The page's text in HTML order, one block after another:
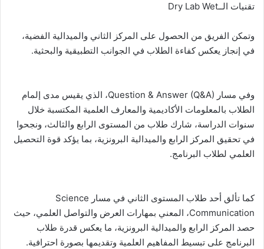
تقنيات الــDry Lab Wet
وتمكن الفريق من الحصول على المركز الثاني والميدالية الفضية،
في إنجاز يعكس كفاءة الطلاب في الجوانب التطبيقية والبحثية.
وفي مسار Question & Answer (Q&A)، الذي يقيس مدى إلمام
الطلاب بالمعلومات الأكاديمية والمعارف العلمية المكتسبة خلال
سنوات الدراسة، شارك طلاب من المستوى الرابع والثالث، ونجحوا
في تحقيق المركز الرابع والميدالية البرونزية، بما يؤكد قوة التحصيل
العلمي لطلاب البرنامج.
كما تألق أحد طلاب المستوى الثاني في مسار Science
Communication، المعني بمهارات العرض والتواصل العلمي، حيث
حصد المركز الرابع والميدالية البرونزية، ما يعكس قدرة طلاب
البرنامج على تبسيط المفاهيم العلمية وتقديمها بصورة احترافية.